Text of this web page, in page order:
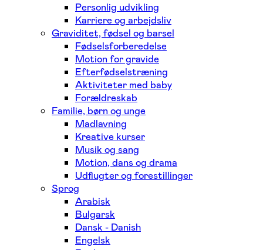
Personlig udvikling
Karriere og arbejdsliv
Graviditet, fødsel og barsel
Fødselsforberedelse
Motion for gravide
Efterfødselstræning
Aktiviteter med baby
Forældreskab
Familie, børn og unge
Madlavning
Kreative kurser
Musik og sang
Motion, dans og drama
Udflugter og forestillinger
Sprog
Arabisk
Bulgarsk
Dansk - Danish
Engelsk